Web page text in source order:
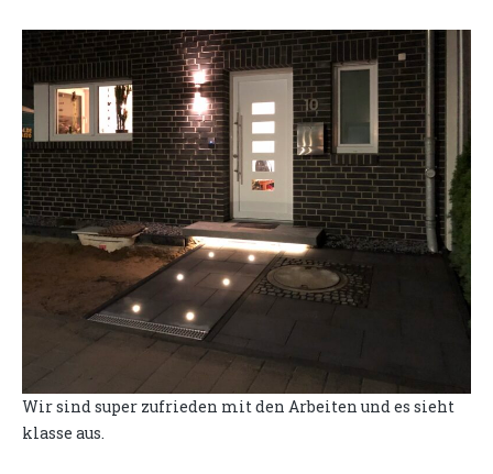
Wir sind super zufrieden mit den Arbeiten und es sieht
klasse aus.